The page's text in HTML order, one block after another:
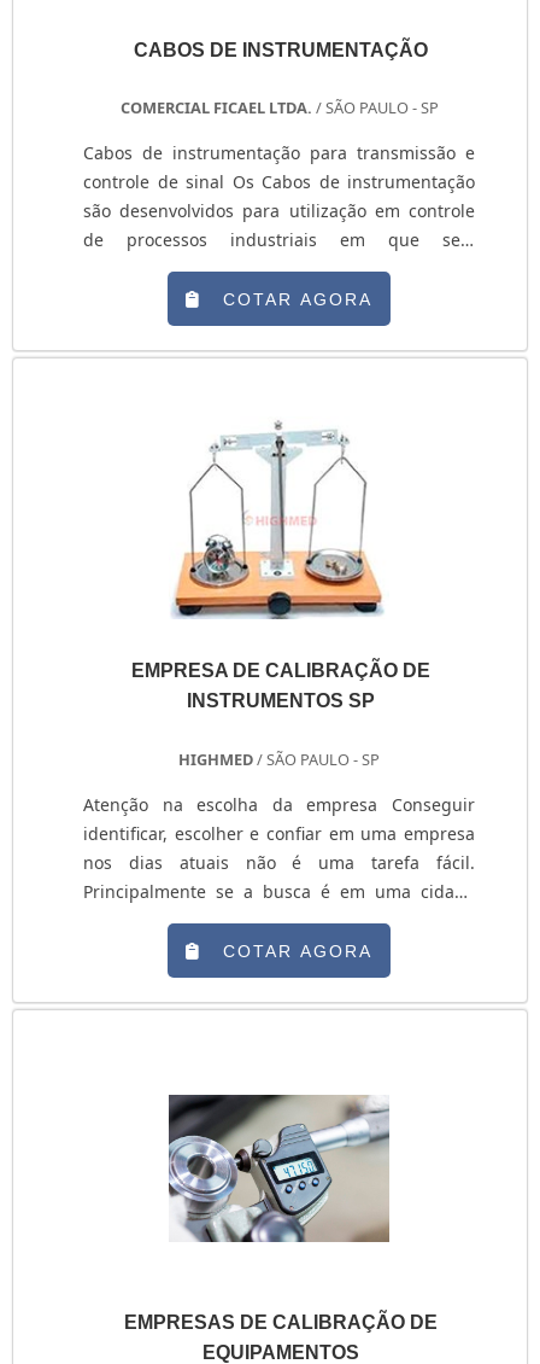
CABOS DE INSTRUMENTAÇÃO
COMERCIAL FICAEL LTDA. / SÃO PAULO - SP
Cabos de instrumentação para transmissão e
controle de sinal Os Cabos de instrumentação
são desenvolvidos para utilização em controle
de processos industriais em que seja
necessária a blindagem coletiva. Realiza
transmissão de sinal de qualidade com
sensibilidade, permitindo que os Cabos de
instrumentação atuem em diversos setores da
meio, os Cabos de in....
COTAR AGORA
EMPRESA DE CALIBRAÇÃO DE
INSTRUMENTOS SP
HIGHMED/ SÃO PAULO - SP
Atenção na escolha da empresa Conseguir
identificar, escolher e confiar em uma empresa
nos dias atuais não é uma tarefa fácil.
Principalmente se a busca é em uma cidade
como São Paulo, onde as opções são muitas. A
escolha por empresa de calibração de
instrumentos SP não é diferente. Na verdade,
deve ser feita com muita atenção. Mas antes,
A calibra....
COTAR AGORA
EMPRESAS DE CALIBRAÇÃO DE
EQUIPAMENTOS